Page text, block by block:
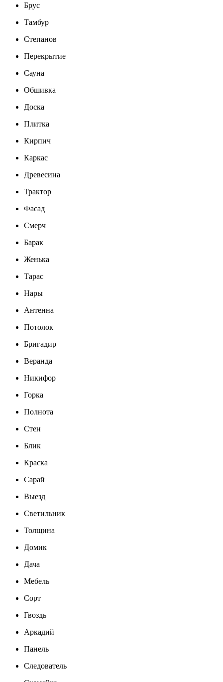
Брус
Тамбур
Степанов
Перекрытие
Сауна
Обшивка
Доска
Плитка
Кирпич
Каркас
Древесина
Трактор
Фасад
Смерч
Барак
Женька
Тарас
Нары
Антенна
Потолок
Бригадир
Веранда
Никифор
Горка
Полнота
Стен
Блик
Краска
Сарай
Выезд
Светильник
Толщина
Домик
Дача
Мебель
Сорт
Гвоздь
Аркадий
Панель
Следователь